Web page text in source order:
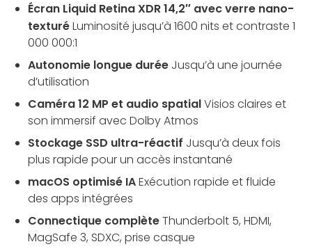
Écran Liquid Retina XDR 14,2″ avec verre nano-
texturéLuminosité jusqu’à 1600 nits et contraste 1
000 000:1
Autonomie longue durée Jusqu’à une journée
d’utilisation
Caméra 12 MP et audio spatialVisios claires et
son immersif avec Dolby Atmos
Stockage SSD ultra-réactif Jusqu’à deux fois
plus rapide pour un accès instantané
macOS optimisé IAExécution rapide et fluide
des apps intégrées
Connectique complèteThunderbolt 5, HDMI,
MagSafe 3, SDXC, prise casque